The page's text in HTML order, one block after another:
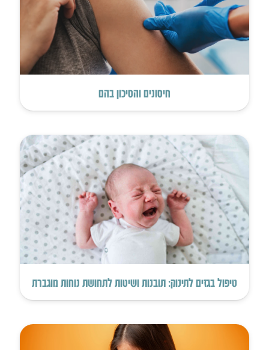
חיסונים והסיכון בהם
טיפול בגזים לתינוק: תובנות ושיטות לתחושת נוחות מוגברת